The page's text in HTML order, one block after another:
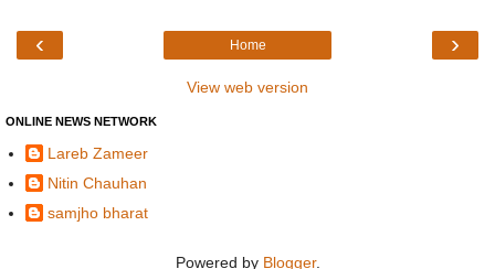
‹ ›
Home
View web version
ONLINE NEWS NETWORK
Lareb Zameer
Nitin Chauhan
samjho bharat
Powered by Blogger.